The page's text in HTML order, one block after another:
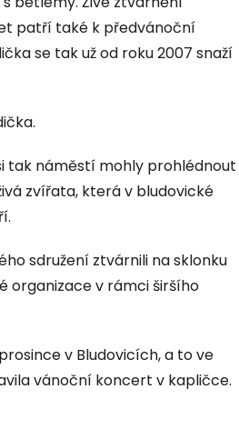
patří také k předvánoční
se tak už od roku 2007 snaží
tak náměstí mohly prohlédnout
zvířata, která v bludovické
sdružení ztvárnili na sklonku
organizace v rámci širšího
v Bludovicích, a to ve
vánoční koncert v kapličce.